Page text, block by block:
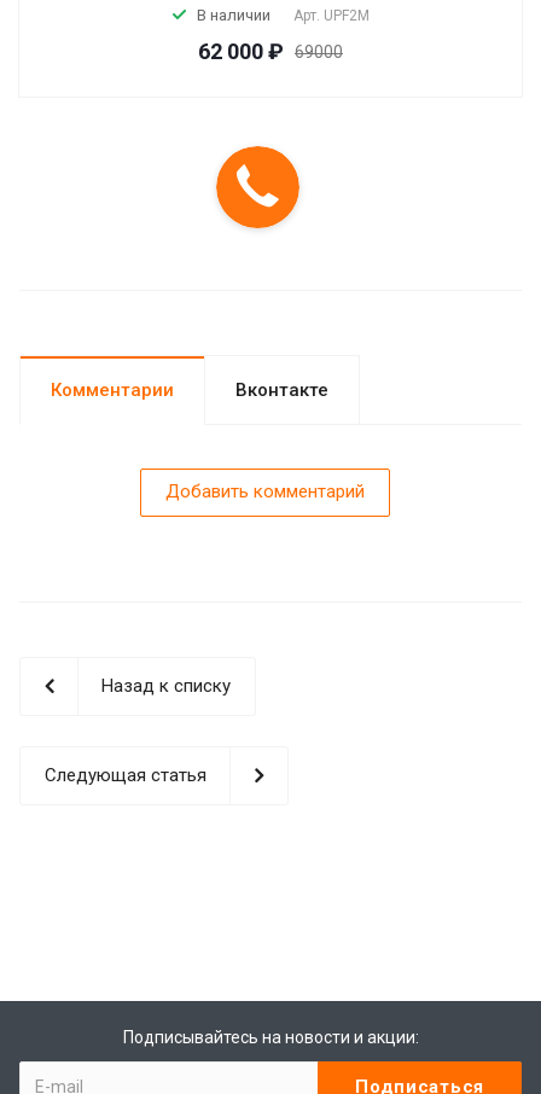
В наличии Арт. UPF2M
62 000 ₽ 69000
Комментарии Вконтакте
Добавить комментарий
Назад к списку
Следующая статья
Подписывайтесь на новости и акции: